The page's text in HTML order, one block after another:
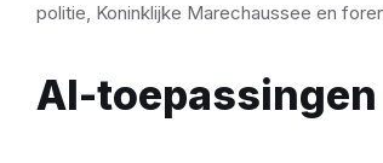
politie, Koninklijke Marechaussee en
AI-